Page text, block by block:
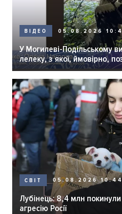
ВІДЕО 05.08.2026
У Могилеві-Подільському
лелеку, з якої, ймовірно,
СВІТ 05.08.2026 10:44
Лубінець: 8,4 млн покинули
агресію Росії